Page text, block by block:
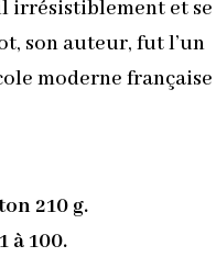
irrésistiblement et se
son auteur, fut l’un
moderne française
210 g.
à 100.